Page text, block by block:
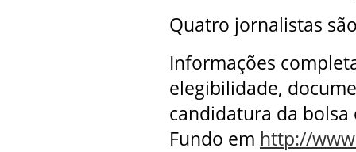
Quatro jornalistas
Informações
elegibilidade,
candidatura da
Fundo em http://